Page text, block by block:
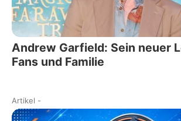
Andrew Garfield: Sein neuer
Fans und Familie
Artikel -